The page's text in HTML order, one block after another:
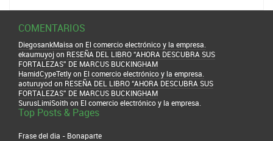
COMENTARIOS
DiegosankMaisa on El comercio electrónico y la empresa.
ekaumuyojon RESEÑA DEL LIBRO “AHORA DESCUBRA SUS
FORTALEZAS” DE MARCUS BUCKINGHAM
HamidCypeTetlyon El comercio electrónico y la empresa.
aoturuyod on RESEÑA DEL LIBRO “AHORA DESCUBRA SUS
FORTALEZAS” DE MARCUS BUCKINGHAM
SurusLimiSoith on El comercio electrónico y la empresa.
Top Posts & Pages
Frase del dia - Bonaparte